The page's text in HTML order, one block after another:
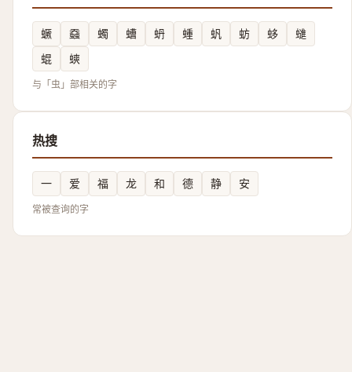
蟩 䗞 蠋 螬 蚒 蝩 䖠 蚄 蛥
䗯
蜫
䗮
与「虫」部相关的字
热搜
一 爱 福 龙 和 德 静 安
常被查询的字